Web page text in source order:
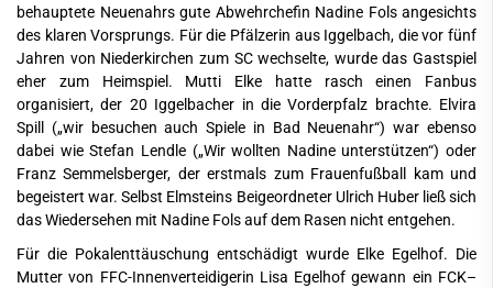
behauptete Neuenahrs gute Abwehrchefin Nadine Fols angesichts
des klaren Vorsprungs. Für die Pfälzerin aus Iggelbach, die vor fünf
Jahren von Niederkirchen zum SC wechselte, wurde das Gastspiel
eher zum Heimspiel. Mutti Elke hatte rasch einen Fanbus
organisiert, der 20 Iggelbacher in die Vorderpfalz brachte. Elvira
Spill („wir besuchen auch Spiele in Bad Neuenahr“) war ebenso
dabei wie Stefan Lendle („Wir wollten Nadine unterstützen“) oder
Franz Semmelsberger, der erstmals zum Frauenfußball kam und
begeistert war. Selbst Elmsteins Beigeordneter Ulrich Huber ließ sich
das Wiedersehen mit Nadine Fols auf dem Rasen nicht entgehen.
Für die Pokalenttäuschung entschädigt wurde Elke Egelhof. Die
Mutter von FFC-Innenverteidigerin Lisa Egelhof gewann ein FCK–